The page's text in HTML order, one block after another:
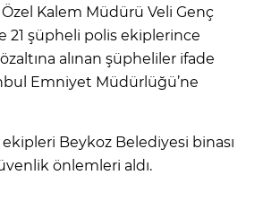
Kalem Müdürü Veli Genç
21 şüpheli polis ekiplerince
alınan şüpheliler ifade
Emniyet Müdürlüğü’ne
Beykoz Belediyesi binası
önlemleri aldı.